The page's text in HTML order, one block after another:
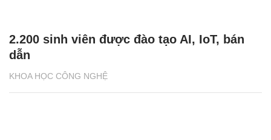
KHOA HỌC CÔNG NGHỆ
2.200 sinh viên được đào tạo AI, IoT, bán
dẫn